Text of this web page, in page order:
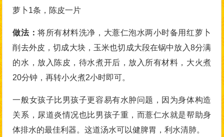
萝卜1条，陈皮一片
做法：将所有材料洗净，大薏仁泡水两小时备用红萝卜
削去外皮，切成大块，玉米也切成大段在锅中放入8分满
的水，放入陈皮，待水煮开后，放入所有材料，大火煮
20分钟，再转小火煮2小时即可。
一般女孩子比男孩子更容易有水肿问题，因为身体构造
关系，尿道炎情况也比男孩子重，而薏仁水就是帮助身
体排水的最佳利器。这道汤水可以健脾胃，利水清肺。